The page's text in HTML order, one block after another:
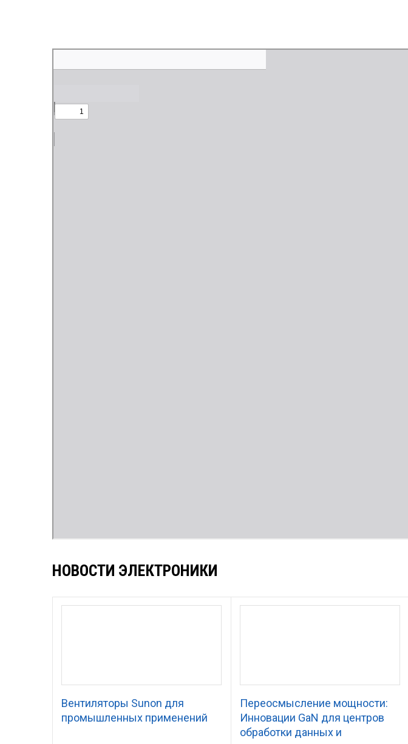
НОВОСТИ ЭЛЕКТРОНИКИ
Вентиляторы Sunon для
промышленных применений
Переосмысление мощности:
Инновации GaN для центров
обработки данных и